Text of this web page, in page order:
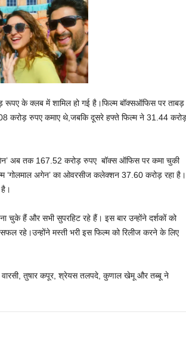
रूपए के क्लब में शामिल हो गई है।फिल्म बॉक्सऑफिस पर ताबड़
करोड़ रुपए कमाए थे,जबकि दूसरे हफ्ते फिल्म ने 31.44
अब तक 167.52 करोड़ रुपए बॉक्स ऑफिस पर कमा चुकी
‘गोलमाल अगेन’ का ओवरसीज कलेक्शन 37.60 करोड़ रहा है।
चुके हैं और सभी सुपरहिट रहे हैं। इस बार उन्होंने दर्शकों को
रहे।उन्होंने मस्ती भरी इस फिल्म को रिलीज करने के लिए
वारसी, तुषार कपूर, श्रेयस तलपदे, कुणाल खेमू और तब्बू ने